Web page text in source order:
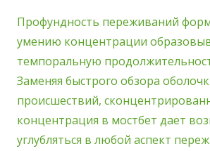
Профундность переживаний
умению концентрации
темпоральную
Заменяя быстрого обзора
происшествий,
концентрация в мостбет дает
углубляться в любой аспект